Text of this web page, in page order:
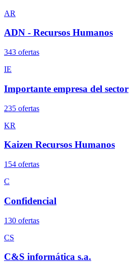
AR
ADN - Recursos Humanos
343 ofertas
IE
Importante empresa del sector
235 ofertas
KR
Kaizen Recursos Humanos
154 ofertas
C
Confidencial
130 ofertas
CS
C&S informática s.a.